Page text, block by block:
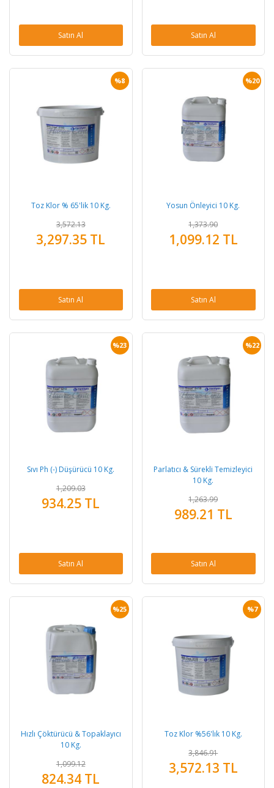
Satın Al Satın Al
%8
Toz Klor % 65'lik 10 Kg.
3,572.13
3,297.35 TL
Satın Al
%20
Yosun Önleyici 10 Kg.
1,373.90
1,099.12 TL
Satın Al
%23
Sıvı Ph (-) Düşürücü 10 Kg.
1,209.03
934.25 TL
Satın Al
%22
Parlatıcı & Sürekli Temizleyici
10 Kg.
1,263.99
989.21 TL
Satın Al
%25
Hızlı Çöktürücü & Topaklayıcı
10 Kg.
1,099.12
824.34 TL
%7
Toz Klor %56'lık 10 Kg.
3,846.91
3,572.13 TL